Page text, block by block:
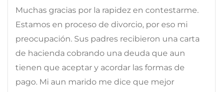
Muchas gracias por la rapidez en contestarme.
Estamos en proceso de divorcio, por eso mi
preocupación. Sus padres recibieron una carta
de hacienda cobrando una deuda que aun
tienen que aceptar y acordar las formas de
pago. Mi aun marido me dice que mejor